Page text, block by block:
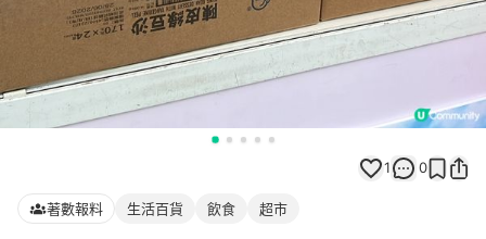
1 0
著數報料 生活百貨 飲食 超市